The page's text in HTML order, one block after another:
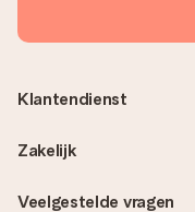
Veelgestelde vragen
Klantendienst
Zakelijk